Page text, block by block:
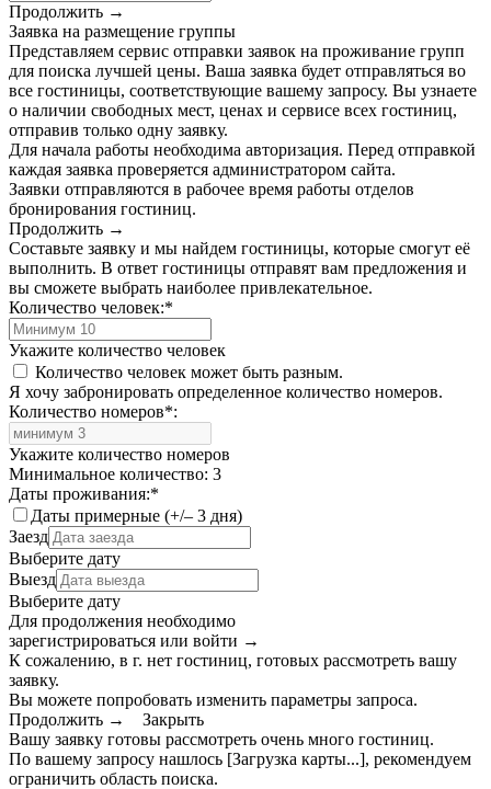
Продолжить →
Заявка на размещение группы
Представляем сервис отправки заявок на проживание групп
для поиска лучшей цены. Ваша заявка будет отправляться во
все гостиницы, соответствующие вашему запросу. Вы узнаете
о наличии свободных мест, ценах и сервисе всех гостиниц,
отправив только одну заявку.
Для начала работы необходима авторизация. Перед отправкой
каждая заявка проверяется администратором сайта.
Заявки отправляются в рабочее время работы отделов
бронирования гостиниц.
Продолжить →
Составьте заявку и мы найдем гостиницы, которые смогут её
выполнить. В ответ гостиницы отправят вам предложения и
вы сможете выбрать наиболее привлекательное.
Количество человек:*
Укажите количество человек
Количество человек может быть разным.
Я хочу забронировать определенное количество номеров.
Количество номеров*:
Укажите количество номеров
Минимальное количество: 3
Даты проживания:*
Даты примерные (+/– 3 дня)
Заезд
Выберите дату
Выезд
Выберите дату
Для продолжения необходимо
зарегистрироваться или войти →
К сожалению, в г. нет гостиниц, готовых рассмотреть вашу
заявку.
Вы можете попробовать изменить параметры запроса.
Продолжить →
Закрыть
Вашу заявку готовы рассмотреть очень много гостиниц.
По вашему запросу нашлось [Загрузка карты...], рекомендуем
ограничить область поиска.